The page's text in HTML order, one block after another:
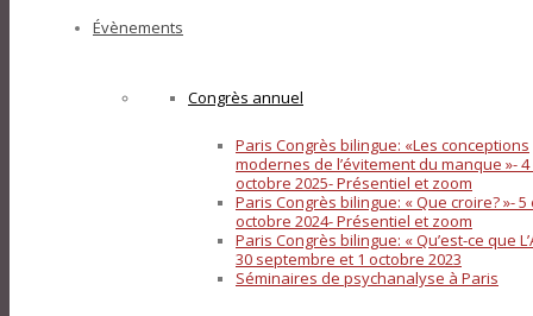
Évènements
Congrès annuel
Paris Congrès bilingue: «Les conceptions
modernes de l’évitement du manque »- 4
octobre 2025- Présentiel et zoom
Paris Congrès bilingue: « Que croire? »- 5
octobre 2024- Présentiel et zoom
Paris Congrès bilingue: « Qu’est-ce que
30 septembre et 1 octobre 2023
Séminaires de psychanalyse à Paris